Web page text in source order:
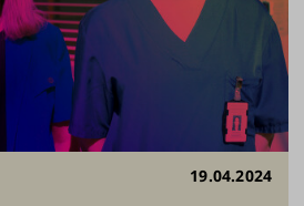
19.04.2024